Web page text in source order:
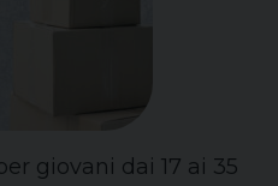
giovani dai 17 ai 35